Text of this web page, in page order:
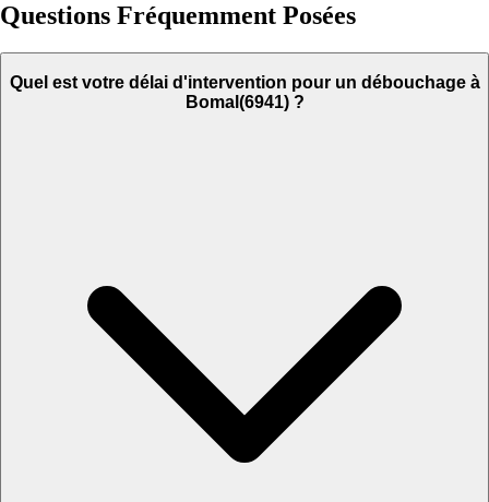
Questions Fréquemment Posées
Quel est votre délai d'intervention pour un débouchage à
Bomal(6941) ?